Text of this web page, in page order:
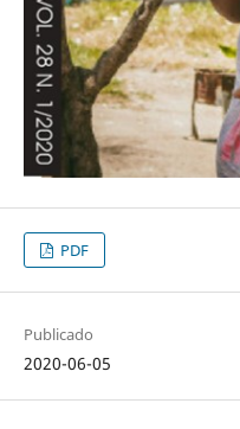
PDF
Publicado
2020-06-05